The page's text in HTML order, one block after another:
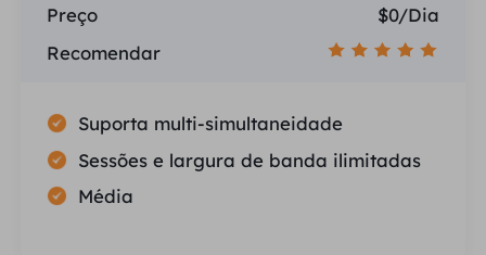
Preço
$0/Dia
Recomendar
Suporta multi-simultaneidade
Sessões e largura de banda ilimitadas
Média